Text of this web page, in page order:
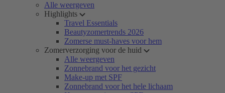
Alle weergeven
Highlights
Travel Essentials
Beautyzomertrends 2026
Zomerse must-haves voor hem
Zomerverzorging voor de huid
Alle weergeven
Zonnebrand voor het gezicht
Make-up met SPF
Zonnebrand voor het hele lichaam